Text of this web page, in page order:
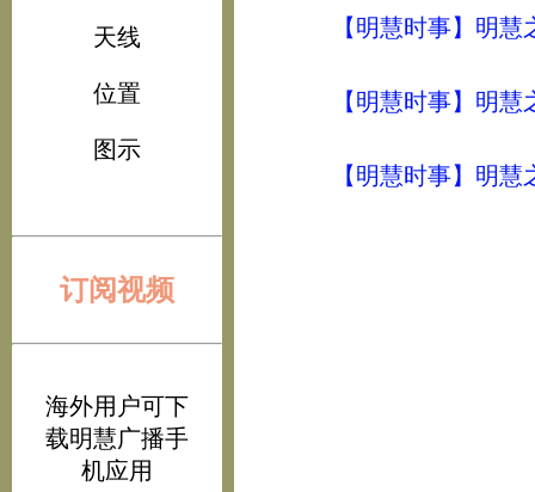
天线
位置
图示
订阅视频
海外用户可下
载明慧广播手
机应用
【明慧时事】明
【明慧时事】明
【明慧时事】明